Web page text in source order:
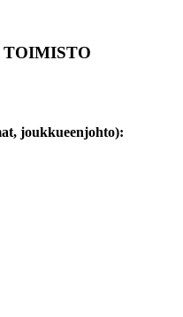
TOIMISTO
joukkueenjohto):